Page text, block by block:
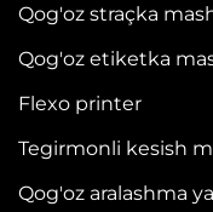
Qog'oz straçka
Qog'oz etiketka
Flexo printer
Tegirmonli kesish
Qog'oz aralashma